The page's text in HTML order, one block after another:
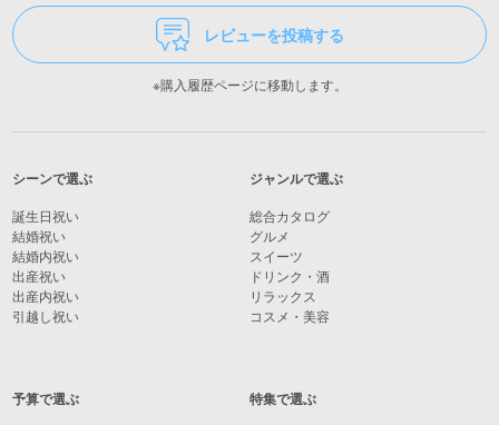
レビューを投稿する
※購入履歴ページに移動します。
シーンで選ぶ
誕生日祝い
結婚祝い
結婚内祝い
出産祝い
出産内祝い
引越し祝い
予算で選ぶ
ジャンルで選ぶ
総合カタログ
グルメ
スイーツ
ドリンク・酒
リラックス
コスメ・美容
特集で選ぶ